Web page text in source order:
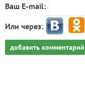
Ваш E-mail:
Или через:
добавить комментарий